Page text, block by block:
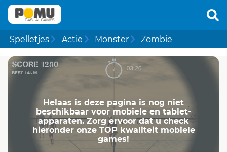
Spelletjes Actie Monster Zombie
Helaas is deze pagina is nog niet
beschikbaar voor mobiele en tablet-
apparaten. Zorg ervoor dat u check
hieronder onze TOP kwaliteit mobiele
games!